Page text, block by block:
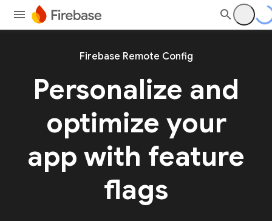
Firebase Remote Config
Personalize and
optimize your
app with feature
flags